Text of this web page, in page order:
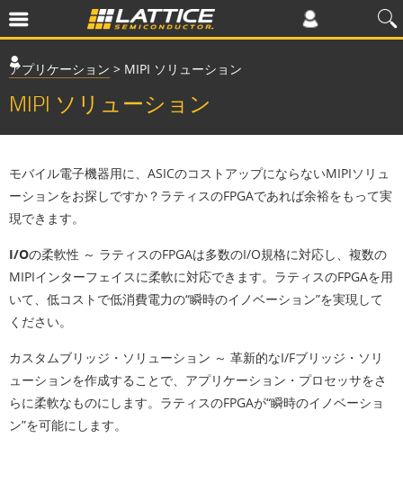
アプリケーション > MIPI ソリューション
MIPI ソリューション
モバイル電子機器用に、ASICのコストアップにならないMIPIソリュ
ーションをお探しですか？ラティスのFPGAであれば余裕をもって実
現できます。
I/Oの柔軟性 ～ ラティスのFPGAは多数のI/O規格に対応し、複数の
MIPIインターフェイスに柔軟に対応できます。ラティスのFPGAを用
いて、低コストで低消費電力の“瞬時のイノベーション”を実現して
ください。
カスタムブリッジ・ソリューション ～ 革新的なI/Fブリッジ・ソリ
ューションを作成することで、アプリケーション・プロセッサをさ
らに柔軟なものにします。ラティスのFPGAが“瞬時のイノベーショ
ン”を可能にします。